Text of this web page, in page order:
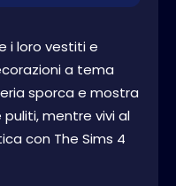
i loro vestiti e
a tema
sporca e mostra
mentre vivi al
con The Sims 4